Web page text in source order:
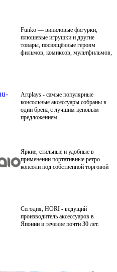
Funko — виниловые фигурки,
плюшевые игрушки и другие
товары, посвящённые героям
фильмов, комиксов, мультфильмов,
Artplays - самые популярные
консольные аксессуары собраны в
один бренд с лучшим ценовым
предложением.
Яркие, стильные и удобные в
применении портативные ретро-
консоли под собственной торговой
Сегодня, HORI - ведущий
производитель аксессуаров в
Японии в течение почти 30 лет.